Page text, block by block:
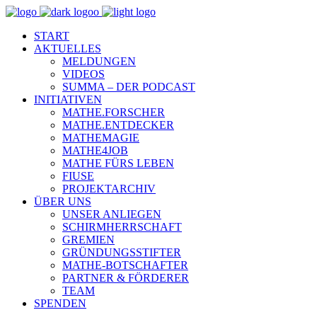
START
AKTUELLES
MELDUNGEN
VIDEOS
SUMMA – DER PODCAST
INITIATIVEN
MATHE.FORSCHER
MATHE.ENTDECKER
MATHEMAGIE
MATHE4JOB
MATHE FÜRS LEBEN
FIUSE
PROJEKTARCHIV
ÜBER UNS
UNSER ANLIEGEN
SCHIRMHERRSCHAFT
GREMIEN
GRÜNDUNGSSTIFTER
MATHE-BOTSCHAFTER
PARTNER & FÖRDERER
TEAM
SPENDEN